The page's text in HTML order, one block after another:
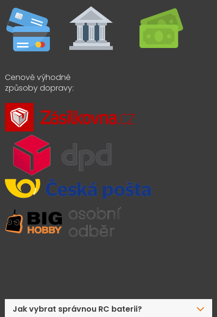
Cenově výhodné
způsoby dopravy:
Jak vybrat správnou RC baterii?